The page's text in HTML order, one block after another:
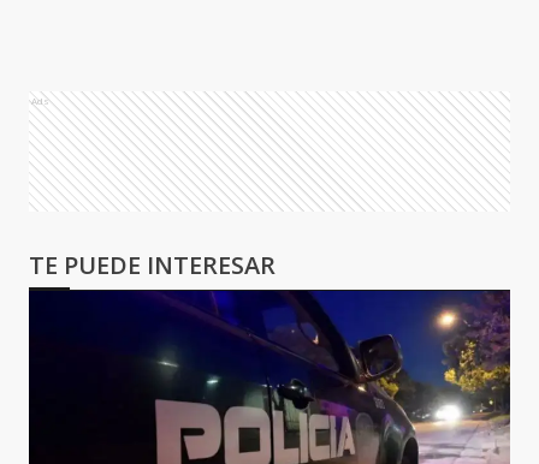
Ads
TE PUEDE INTERESAR